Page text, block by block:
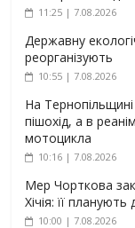
11:25 | 7.08.2026
Державну
реорганізують
10:55 | 7.08.2026
На
пішохід, а в
мотоцикла
10:16 | 7.08.2026
Мер Чорткова
Хічія: її
10:00 | 7.08.2026